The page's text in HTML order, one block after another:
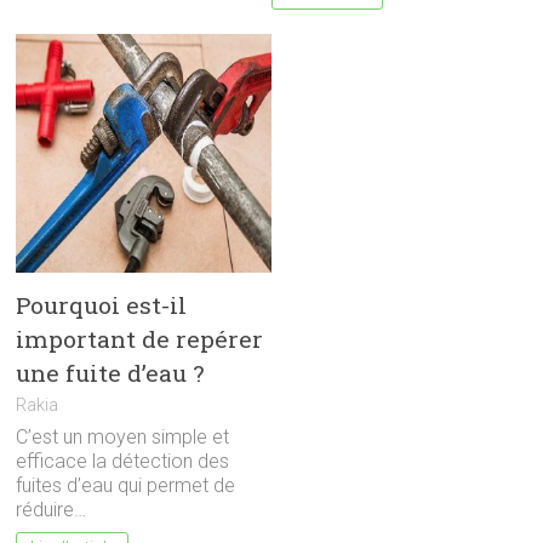
Pourquoi est-il
important de repérer
une fuite d’eau ?
Rakia
C’est un moyen simple et
efficace la détection des
fuites d’eau qui permet de
réduire…